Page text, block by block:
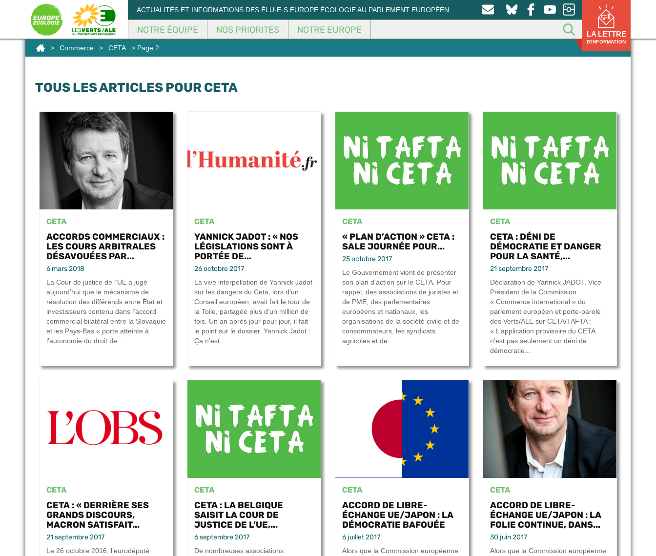
ACTUALITÉS ET INFORMATIONS DES ÉLU·E·S EUROPE ÉCOLOGIE AU PARLEMENT EUROPÉEN
NOTRE ÉQUIPE NOS PRIORITES NOTRE EUROPE LA LETTRE
D'INFORMATION
> Commerce > CETA > Page 2
TOUS LES ARTICLES POUR CETA
CETA
ACCORDS COMMERCIAUX :
LES COURS ARBITRALES
DÉSAVOUÉES PAR...
6 mars 2018
La Cour de justice de l’UE a jugé
aujourd’hui que le mécanisme de
résolution des différends entre État et
investisseurs contenu dans l’accord
commercial bilatéral entre la Slovaquie
et les Pays-Bas « porte atteinte à
l’autonomie du droit de...
CETA
YANNICK JADOT : « NOS
LÉGISLATIONS SONT À
PORTÉE DE...
26 octobre 2017
La vive interpellation de Yannick Jadot
sur les dangers du Ceta, lors d’un
Conseil européen, avait fait le tour de
la Toile, partagée plus d’un million de
fois. Un an après jour pour jour, il fait
le point sur le dossier. Yannick Jadot :
Ça n’est...
CETA
« PLAN D’ACTION » CETA :
SALE JOURNÉE POUR...
25 octobre 2017
Le Gouvernement vient de présenter
son plan d’action sur le CETA. Pour
rappel, des associations de juristes et
de PME, des parlementaires
européens et nationaux, les
organisations de la société civile et de
consommateurs, les syndicats
agricoles et de...
CETA
CETA : DÉNI DE
DÉMOCRATIE ET DANGER
POUR LA SANTÉ,...
21 septembre 2017
Déclaration de Yannick JADOT, Vice-
Président de la Commission
« Commerce international » du
parlement européen et porte-parole
des Verts/ALE sur CETA/TAFTA :
« L’application provisoire du CETA
n’est pas seulement un déni de
démocratie...
CETA
CETA : « DERRIÈRE SES
GRANDS DISCOURS,
MACRON SATISFAIT...
21 septembre 2017
Le 26 octobre 2016, l’eurodéputé
CETA
CETA : LA BELGIQUE
SAISIT LA COUR DE
JUSTICE DE L’UE,...
6 septembre 2017
De nombreuses associations
CETA
ACCORD DE LIBRE-
ÉCHANGE UE/JAPON : LA
DÉMOCRATIE BAFOUÉE
6 juillet 2017
Alors que la Commission européenne
CETA
ACCORD DE LIBRE-
ÉCHANGE UE/JAPON : LA
FOLIE CONTINUE, DANS...
30 juin 2017
Alors que la Commission européenne
Panneau de gestion des cookies